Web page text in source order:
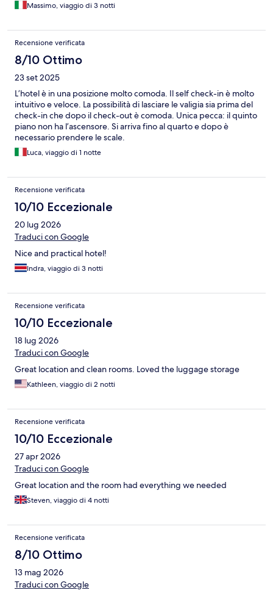
Massimo, viaggio di 3 notti
Recensione verificata
8/10 Ottimo
23 set 2025
L’hotel è in una posizione molto comoda. Il self check-in è molto
intuitivo e veloce. La possibilità di lasciare le valigia sia prima del
check-in che dopo il check-out è comoda. Unica pecca: il quinto
piano non ha l’ascensore. Si arriva fino al quarto e dopo è
necessario prendere le scale.
Luca, viaggio di 1 notte
Recensione verificata
10/10 Eccezionale
20 lug 2026
Traduci con Google
Nice and practical hotel!
Indra, viaggio di 3 notti
Recensione verificata
10/10 Eccezionale
18 lug 2026
Traduci con Google
Great location and clean rooms. Loved the luggage storage
Kathleen, viaggio di 2 notti
Recensione verificata
10/10 Eccezionale
27 apr 2026
Traduci con Google
Great location and the room had everything we needed
Steven, viaggio di 4 notti
Recensione verificata
8/10 Ottimo
13 mag 2026
Traduci con Google